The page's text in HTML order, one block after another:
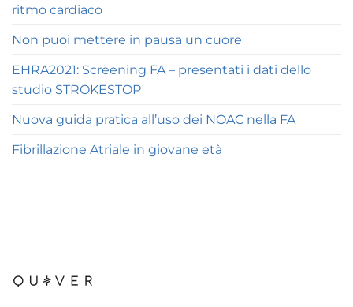
ritmo cardiaco
Non puoi mettere in pausa un cuore
EHRA2021: Screening FA – presentati i dati dello
studio STROKESTOP
Nuova guida pratica all’uso dei NOAC nella FA
Fibrillazione Atriale in giovane età